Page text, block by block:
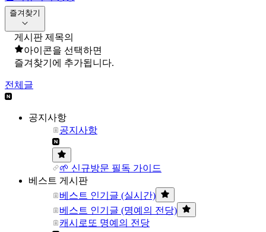
즐겨찾기
게시판 제목의
아이콘을 선택하면
즐겨찾기에 추가됩니다.
전체글
공지사항
공지사항
🌱 신규방문 필독 가이드
베스트 게시판
베스트 인기글 (실시간)
베스트 인기글 (명예의 전당)
캐시로또 명예의 전당